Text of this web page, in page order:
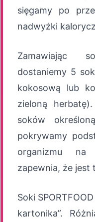
sięgamy po
nadwyżki
Zamawiając
dostaniemy 5
kokosową lub
zieloną
soków
pokrywamy
organizmu
zapewnia, że jest
Soki
kartonika”.